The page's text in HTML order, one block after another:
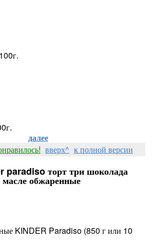
далее
вверх^ к полной версии
paradiso торт три шоколада
масле обжаренные
KINDER Paradiso (850 г или 10